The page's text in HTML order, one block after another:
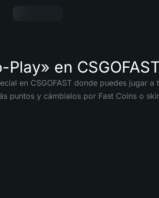
en
en CSGOFAST donde puedes jugar
puntos y cámbialos por Fast Coins o